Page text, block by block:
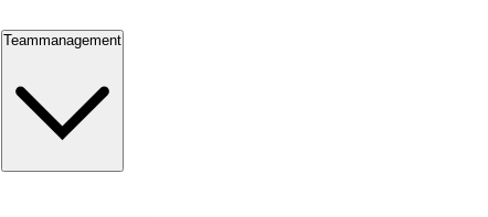
Teammanagement